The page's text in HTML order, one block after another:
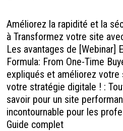
Améliorez la rapidité et la
à Transformez votre site
Les avantages de [Webinar]
Formula: From One-Time
expliqués et améliorez
votre stratégie digitale ! :
savoir pour un site
incontournable pour les
Guide complet